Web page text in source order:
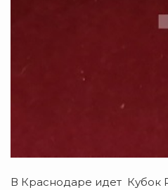
В Краснодаре идет Кубок